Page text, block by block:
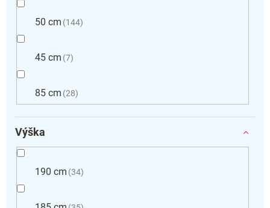
50 cm 144
45 cm 7
85 cm 28
Výška
190 cm 34